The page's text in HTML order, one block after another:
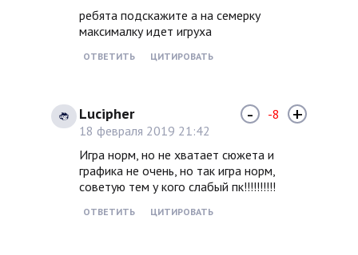
ребята подскажите а на семерку
максималку идет игруха
ОТВЕТИТЬ ЦИТИРОВАТЬ
Lucipher
18 февраля 2019 21:42
Игра норм, но не хватает сюжета и
графика не очень, но так игра норм,
советую тем у кого слабый пк!!!!!!!!!!
ОТВЕТИТЬ ЦИТИРОВАТЬ
- -8 +